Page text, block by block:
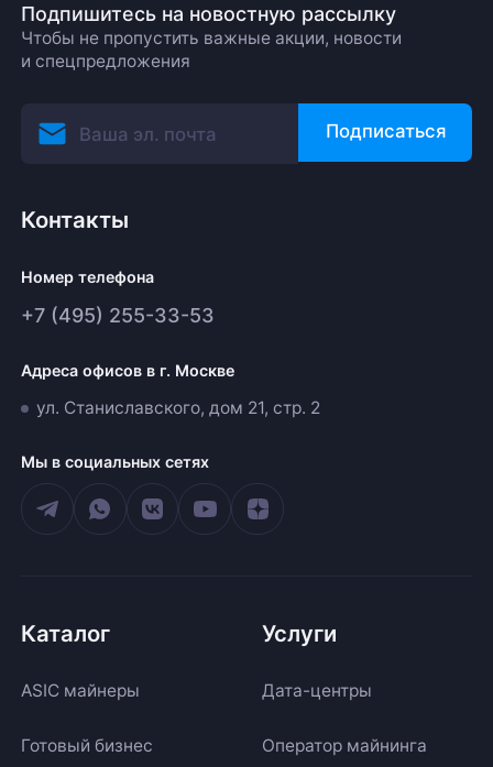
Подпишитесь на новостную рассылку
Чтобы не пропустить важные акции, новости
и спецпредложения
Подписаться
Контакты
Номер телефона
+7 (495) 255-33-53
Адреса офисов в г. Москве
ул. Станиславского, дом 21, стр. 2
Мы в социальных сетях
Каталог
ASIC майнеры
Готовый бизнес
Услуги
Дата-центры
Оператор майнинга